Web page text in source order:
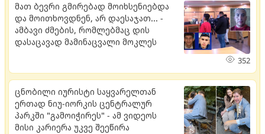
მათ ბევრი გმირებად მოიხსენიებდა
და მოითხოვდნენ, არ დაესაჯათ... -
ამბავი ძმების, რომლებმაც დის
დასაცავად მამინაცვალი მოკლეს
352
ცნობილი იურისტი საყვარელთან
ერთად ნიუ-იორკის ცენტრალურ
პარკში "გამოიჭირეს" - ამ ვიდეოს
მისი კარიერა უკვე შეეწირა